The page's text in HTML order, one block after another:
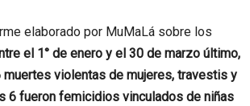
elaborado por MuMaLá sobre los
el 1° de enero y el 30 de marzo último,
violentas de mujeres, travestis y
6 fueron femicidios vinculados de niñas